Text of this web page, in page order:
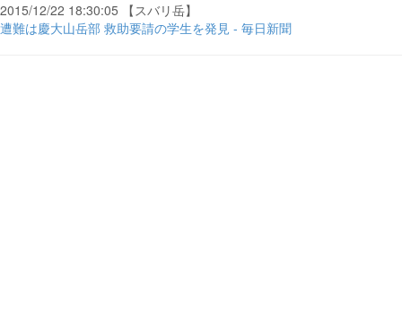
2015/12/22 18:30:05 【スバリ岳】
遭難は慶大山岳部 救助要請の学生を発見 - 毎日新聞